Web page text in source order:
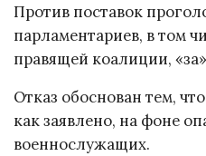
Против поставок
парламентариев, в том
правящей коалиции,
Отказ обоснован тем,
как заявлено, на фоне
военнослужащих.